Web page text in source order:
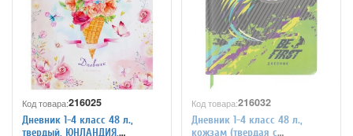
Код товара:216025
Дневник 1-4 класс 48 л.,
твердый, ЮНЛАНДИЯ,
Код товара:216032
Дневник 1-4 класс 48 л.,
кожзам (твердая с